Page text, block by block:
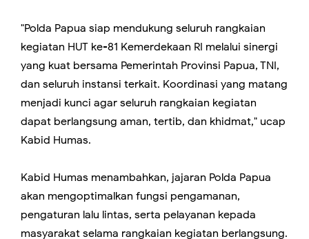
"Polda Papua siap mendukung seluruh rangkaian
kegiatan HUT ke-81 Kemerdekaan RI melalui sinergi
yang kuat bersama Pemerintah Provinsi Papua, TNI,
dan seluruh instansi terkait. Koordinasi yang matang
menjadi kunci agar seluruh rangkaian kegiatan
dapat berlangsung aman, tertib, dan khidmat," ucap
Kabid Humas.
Kabid Humas menambahkan, jajaran Polda Papua
akan mengoptimalkan fungsi pengamanan,
pengaturan lalu lintas, serta pelayanan kepada
masyarakat selama rangkaian kegiatan berlangsung.